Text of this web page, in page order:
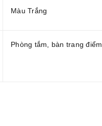
Màu Trắng
Phòng tắm, bàn trang điểm